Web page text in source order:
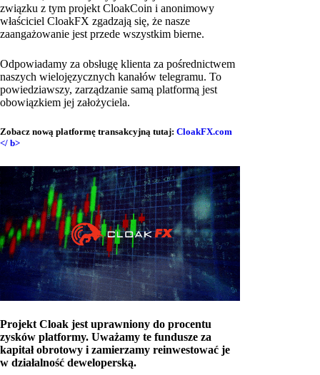
związku z tym projekt CloakCoin i anonimowy
właściciel CloakFX zgadzają się, że nasze
zaangażowanie jest przede wszystkim bierne.
Odpowiadamy za obsługę klienta za pośrednictwem
naszych wielojęzycznych kanałów telegramu. To
powiedziawszy, zarządzanie samą platformą jest
obowiązkiem jej założyciela.
Zobacz nową platformę transakcyjną tutaj: CloakFX.com
</ b>
Projekt Cloak jest uprawniony do procentu
zysków platformy. Uważamy te fundusze za
kapitał obrotowy i zamierzamy reinwestować je
w działalność deweloperską.